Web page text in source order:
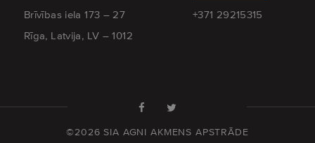
Brīvības iela 173 – 27
Rīga, Latvija, LV – 1012
+371 29215315
©2026 SIA AGNI AKMENS APSTRĀDE